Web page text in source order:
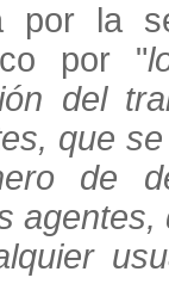
por la
por "
del
que
de